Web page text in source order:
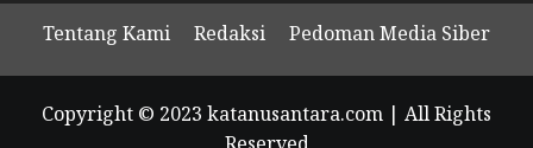
Tentang Kami Redaksi Pedoman Media Siber
Copyright © 2023 katanusantara.com | All Rights